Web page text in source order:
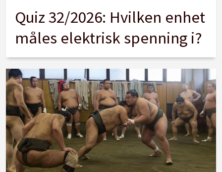
Quiz 32/2026: Hvilken enhet
måles elektrisk spenning i?